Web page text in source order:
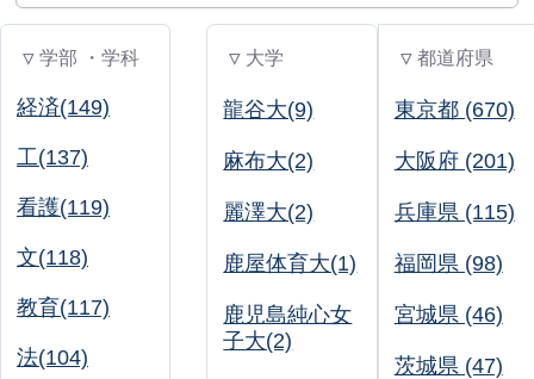
▽ 学部 ・学科
経済(149)
工(137)
看護(119)
文(118)
教育(117)
法(104)
▽ 大学
龍谷大(9)
麻布大(2)
麗澤大(2)
鹿屋体育大(1)
鹿児島純心女
子大(2)
▽ 都道府県
東京都 (670)
大阪府 (201)
兵庫県 (115)
福岡県 (98)
宮城県 (46)
茨城県 (47)